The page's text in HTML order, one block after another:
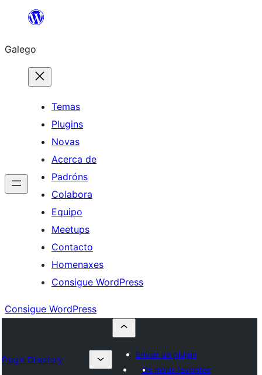
Saltar
contido
Galego
Temas
Plugins
Novas
Acerca de
Padróns
Colabora
Equipo
Meetups
Contacto
Homenaxes
Consigue WordPress
Consigue WordPress
Plugin Directory
Enviar un plugin
Os meus favoritos